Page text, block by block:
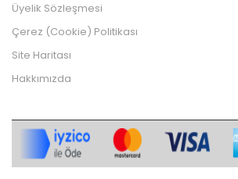
Üyelik Sözleşmesi
Çerez (Cookie) Politikası
Site Haritası
Hakkımızda